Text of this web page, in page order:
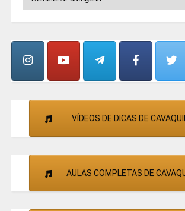
CANTORES
VÍDEOS DE DICAS DE
AULAS COMPLETAS DE